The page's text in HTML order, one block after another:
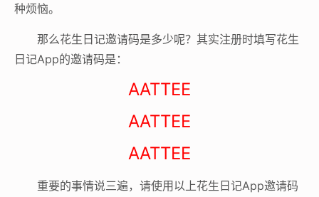
种烦恼。
那么花生日记邀请码是多少呢？其实注册时填写花生
日记App的邀请码是：
AATTEE
AATTEE
AATTEE
重要的事情说三遍，请使用以上花生日记App邀请码